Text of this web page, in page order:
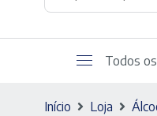
Todos
Início Loja